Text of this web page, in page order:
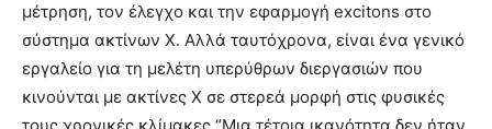
μέτρηση, τον έλεγχο και την εφαρμογή excitons στο
σύστημα ακτίνων Χ. Αλλά ταυτόχρονα, είναι ένα γενικό
εργαλείο για τη μελέτη υπερύθρων διεργασιών που
κινούνται με ακτίνες Χ σε στερεά μορφή στις φυσικές